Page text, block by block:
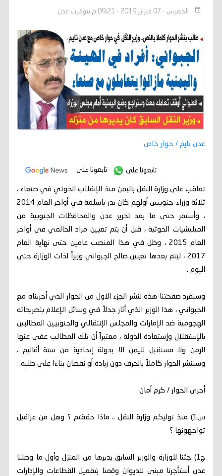
الخميس - 07 فبراير 2019 - 09:21 م بتوقيت عدن
عدن تايم / حوار خاص
تابعونا على تابعونا على
تعاقب على وزارة النقل باليمن منذ الإنقلاب الحوثي في صنعاء ،
ثلاثة وزراء جنوبيين أولهم كان بدر باسلمة في أواخر العام 2014
، وأستمر حتى ما بعد تحرير عدن والمحافظات الجنوبية من
الميليشيات الحوثية ، قبل أن يتم تعيين مراد الحالمي في أواخر
العام 2015 ، وظل في هذا المنصب عامين حتى نهاية العام
2017 ، ليتم بعدها تعيين صالح الجبواني وزيراً لذات الوزارة حتى
اليوم .
وسنفرد صفحتنا هذه لنشر الجزء الاول من الحوار الذي أجريناه مع
الجبواني ، هذا الوزير الذي أثار جدلاً في وسائل الإعلام بتصريحاته
الهجومية ضد الإمارات والمجلس الإنتقالي والجنوبيين المطالبين
بالإستقلال وإستعادة الدولة ، معتبراً أن تلك المطالب عفى عنها
الزمن ولا مستقبل لليمن الا بدولة إتحادية من ستة أقاليم ،
وسننشر الحوار كاملاً بالحرف دون زيادة أو نقصان بناءا على طلبه.
أجرى الحوار / كرم أمان
س1) منذ توليكم وزارة النقل .. ماذا حققتم ؟ وهل من عراقيل
تواجهونها ؟
ج1) جئنا للوزارة والوزير السابق يديرها من المنزل وأول ما وصلنا
عدن أستأجرنا مبنى للديوان وقمنا بتفعيل القطاعات والإدارات